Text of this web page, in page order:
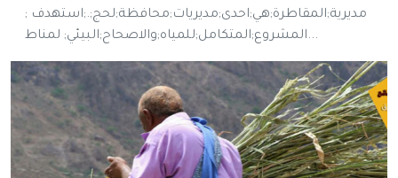
; مديرية;المقاطرة;هي;احدى;مديريات;محافظة;لحج;.;استهدف
المشروع;المتكامل;للمياه;والاصحاح;البيئي; لمناط...